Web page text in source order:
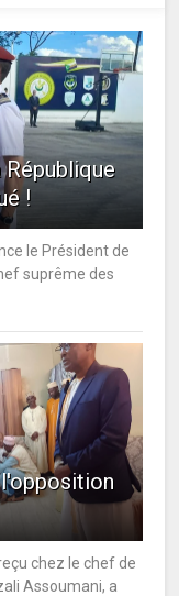
République
!
le Président de
suprême des
chez le chef de
Assoumani, a